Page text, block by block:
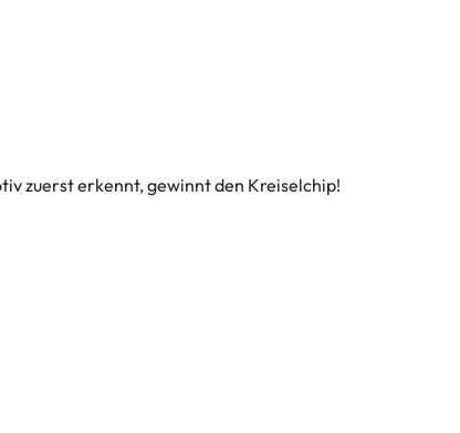
zuerst erkennt, gewinnt den Kreiselchip!